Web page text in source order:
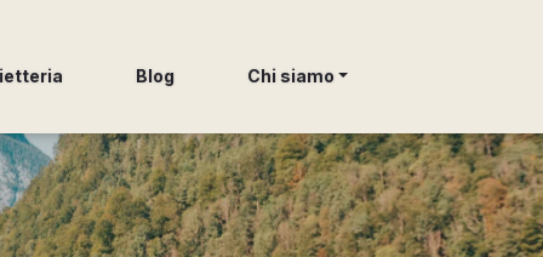
Blog Chi siamo